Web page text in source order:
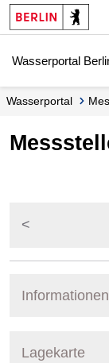
Springe zur
Springe zum Inhalt
Wasserportal
Wasserportal
Informationen
Lagekarte